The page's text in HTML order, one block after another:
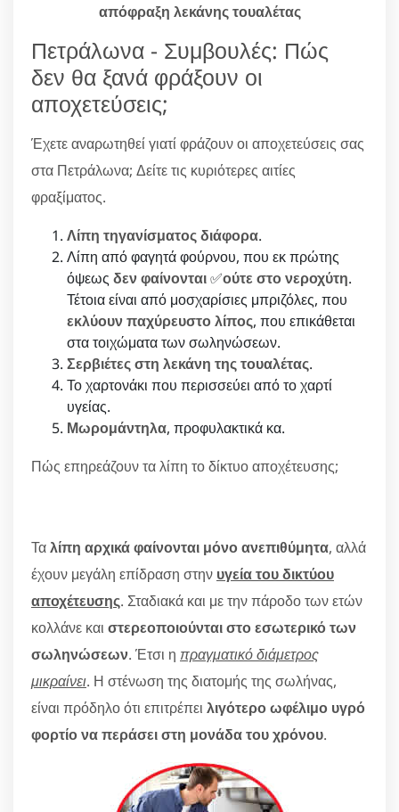
απόφραξη λεκάνης τουαλέτας
Πετράλωνα - Συμβουλές: Πώς
δεν θα ξανά φράξουν οι
αποχετεύσεις;
Έχετε αναρωτηθεί γιατί φράζουν οι αποχετεύσεις σας
στα Πετράλωνα; Δείτε τις κυριότερες αιτίες
φραξίματος.
Λίπη τηγανίσματος διάφορα.
Λίπη από φαγητά φούρνου, που εκ πρώτης
όψεως δεν φαίνονται✅ούτε στο νεροχύτη.
Τέτοια είναι από μοσχαρίσιες μπριζόλες, που
εκλύουν παχύρευστο λίπος, που επικάθεται
στα τοιχώματα των σωληνώσεων.
Σερβιέτες στη λεκάνη της τουαλέτας.
Το χαρτονάκι που περισσεύει από το χαρτί
υγείας.
Μωρομάντηλα, προφυλακτικά κα.
Πώς επηρεάζουν τα λίπη το δίκτυο αποχέτευσης;
Ταλίπη αρχικά φαίνονται μόνο ανεπιθύμητα, αλλά
έχουν μεγάλη επίδραση στην υγεία του δικτύου
αποχέτευσης. Σταδιακά και με την πάροδο των ετών
κολλάνε και στερεοποιούνται στο εσωτερικό των
σωληνώσεων. Έτσι η πραγματικό διάμετρος
μικραίνει. Η στένωση της διατομής της σωλήνας,
είναι πρόδηλο ότι επιτρέπει λιγότερο ωφέλιμο υγρό
φορτίο να περάσει στη μονάδα του χρόνου.